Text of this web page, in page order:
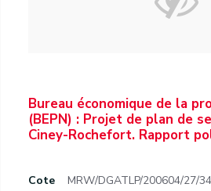
Bureau économique de la
(BEPN) : Projet de plan de
Ciney-Rochefort. Rapport
Cote MRW/DGATLP/200604/27/34